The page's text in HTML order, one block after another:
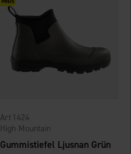
Gummistiefel Ljusnan Grün
High Mountain
1424